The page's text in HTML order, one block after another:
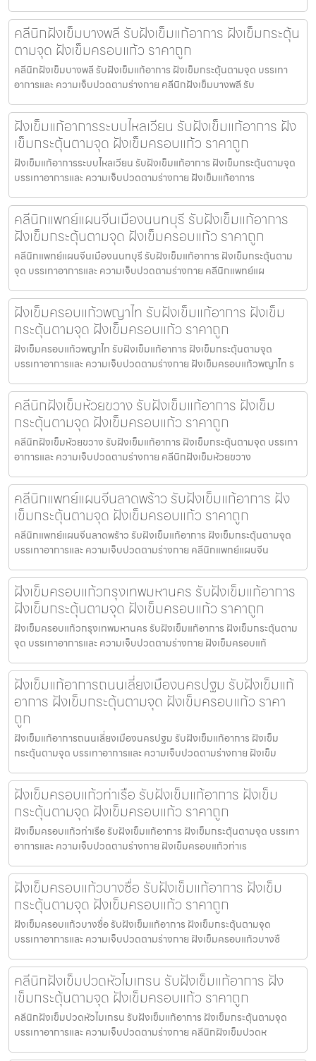
คลีนิกฝังเข็มบางพลี รับฝังเข็มแก้อาการ ฝังเข็มกระตุ้น
ตามจุด ฝังเข็มครอบแก้ว ราคาถูก
คลีนิกฝังเข็มบางพลี รับฝังเข็มแก้อาการ ฝังเข็มกระตุ้นตามจุด บรรเทา
อาการและ ความเจ็บปวดตามร่างกาย คลีนิกฝังเข็มบางพลี รับ
ฝังเข็มแก้อาการระบบไหลเวียน รับฝังเข็มแก้อาการ ฝัง
เข็มกระตุ้นตามจุด ฝังเข็มครอบแก้ว ราคาถูก
ฝังเข็มแก้อาการระบบไหลเวียน รับฝังเข็มแก้อาการ ฝังเข็มกระตุ้นตามจุด
บรรเทาอาการและ ความเจ็บปวดตามร่างกาย ฝังเข็มแก้อาการ
คลีนิกแพทย์แผนจีนเมืองนนทบุรี รับฝังเข็มแก้อาการ
ฝังเข็มกระตุ้นตามจุด ฝังเข็มครอบแก้ว ราคาถูก
คลีนิกแพทย์แผนจีนเมืองนนทบุรี รับฝังเข็มแก้อาการ ฝังเข็มกระตุ้นตาม
จุด บรรเทาอาการและ ความเจ็บปวดตามร่างกาย คลีนิกแพทย์แผ
ฝังเข็มครอบแก้วพญาไท รับฝังเข็มแก้อาการ ฝังเข็ม
กระตุ้นตามจุด ฝังเข็มครอบแก้ว ราคาถูก
ฝังเข็มครอบแก้วพญาไท รับฝังเข็มแก้อาการ ฝังเข็มกระตุ้นตามจุด
บรรเทาอาการและ ความเจ็บปวดตามร่างกาย ฝังเข็มครอบแก้วพญาไท ร
คลีนิกฝังเข็มห้วยขวาง รับฝังเข็มแก้อาการ ฝังเข็ม
กระตุ้นตามจุด ฝังเข็มครอบแก้ว ราคาถูก
คลีนิกฝังเข็มห้วยขวาง รับฝังเข็มแก้อาการ ฝังเข็มกระตุ้นตามจุด บรรเทา
อาการและ ความเจ็บปวดตามร่างกาย คลีนิกฝังเข็มห้วยขวาง
คลีนิกแพทย์แผนจีนลาดพร้าว รับฝังเข็มแก้อาการ ฝัง
เข็มกระตุ้นตามจุด ฝังเข็มครอบแก้ว ราคาถูก
คลีนิกแพทย์แผนจีนลาดพร้าว รับฝังเข็มแก้อาการ ฝังเข็มกระตุ้นตามจุด
บรรเทาอาการและ ความเจ็บปวดตามร่างกาย คลีนิกแพทย์แผนจีน
ฝังเข็มครอบแก้วกรุงเทพมหานคร รับฝังเข็มแก้อาการ
ฝังเข็มกระตุ้นตามจุด ฝังเข็มครอบแก้ว ราคาถูก
ฝังเข็มครอบแก้วกรุงเทพมหานคร รับฝังเข็มแก้อาการ ฝังเข็มกระตุ้นตาม
จุด บรรเทาอาการและ ความเจ็บปวดตามร่างกาย ฝังเข็มครอบแก้
ฝังเข็มแก้อาการถนนเลี่ยงเมืองนครปฐม รับฝังเข็มแก้
อาการ ฝังเข็มกระตุ้นตามจุด ฝังเข็มครอบแก้ว ราคา
ถูก
ฝังเข็มแก้อาการถนนเลี่ยงเมืองนครปฐม รับฝังเข็มแก้อาการ ฝังเข็ม
กระตุ้นตามจุด บรรเทาอาการและ ความเจ็บปวดตามร่างกาย ฝังเข็ม
ฝังเข็มครอบแก้วท่าเรือ รับฝังเข็มแก้อาการ ฝังเข็ม
กระตุ้นตามจุด ฝังเข็มครอบแก้ว ราคาถูก
ฝังเข็มครอบแก้วท่าเรือ รับฝังเข็มแก้อาการ ฝังเข็มกระตุ้นตามจุด บรรเทา
อาการและ ความเจ็บปวดตามร่างกาย ฝังเข็มครอบแก้วท่าเร
ฝังเข็มครอบแก้วบางซื่อ รับฝังเข็มแก้อาการ ฝังเข็ม
กระตุ้นตามจุด ฝังเข็มครอบแก้ว ราคาถูก
ฝังเข็มครอบแก้วบางซื่อ รับฝังเข็มแก้อาการ ฝังเข็มกระตุ้นตามจุด
บรรเทาอาการและ ความเจ็บปวดตามร่างกาย ฝังเข็มครอบแก้วบางซื
คลีนิกฝังเข็มปวดหัวไมเกรน รับฝังเข็มแก้อาการ ฝัง
เข็มกระตุ้นตามจุด ฝังเข็มครอบแก้ว ราคาถูก
คลีนิกฝังเข็มปวดหัวไมเกรน รับฝังเข็มแก้อาการ ฝังเข็มกระตุ้นตามจุด
บรรเทาอาการและ ความเจ็บปวดตามร่างกาย คลีนิกฝังเข็มปวดห